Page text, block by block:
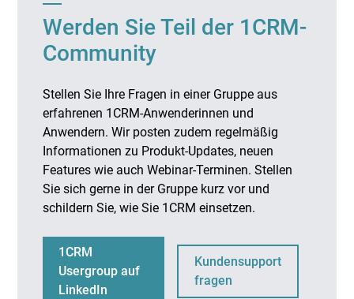
Werden Sie Teil der 1CRM-
Community
Stellen Sie Ihre Fragen in einer Gruppe aus
erfahrenen 1CRM-Anwenderinnen und
Anwendern. Wir posten zudem regelmäßig
Informationen zu Produkt-Updates, neuen
Features wie auch Webinar-Terminen. Stellen
Sie sich gerne in der Gruppe kurz vor und
schildern Sie, wie Sie 1CRM einsetzen.
1CRM
Usergroup auf
LinkedIn
Kundensupport
fragen